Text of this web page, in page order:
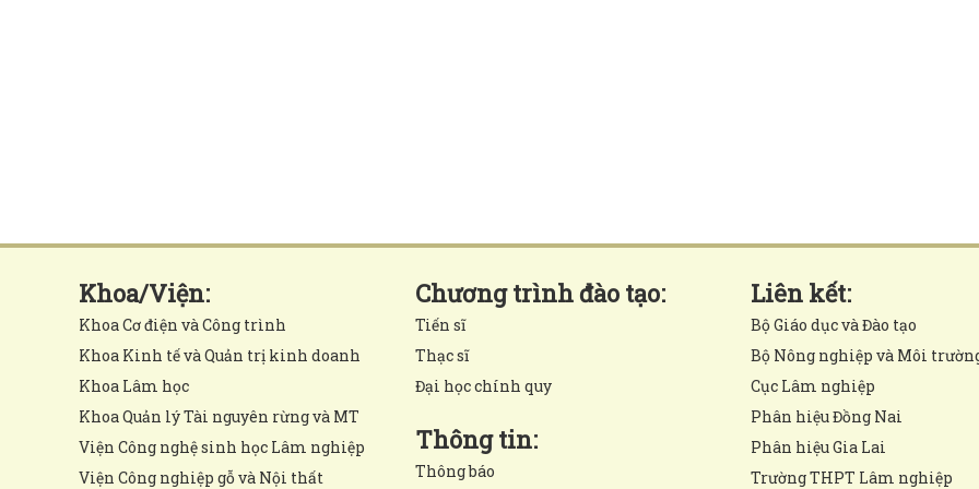
Khoa/Viện:
Khoa Cơ điện và Công trình
Khoa Kinh tế và Quản trị kinh doanh
Khoa Lâm học
Khoa Quản lý Tài nguyên rừng và MT
Viện Công nghệ sinh học Lâm nghiệp
Viện Công nghiệp gỗ và Nội thất
Chương trình đào tạo:
Tiến sĩ
Thạc sĩ
Đại học chính quy
Thông tin:
Thông báo
Liên kết:
Bộ Giáo dục và Đào tạo
Bộ Nông nghiệp và Môi
Cục Lâm nghiệp
Phân hiệu Đồng Nai
Phân hiệu Gia Lai
Trường THPT Lâm nghiệp